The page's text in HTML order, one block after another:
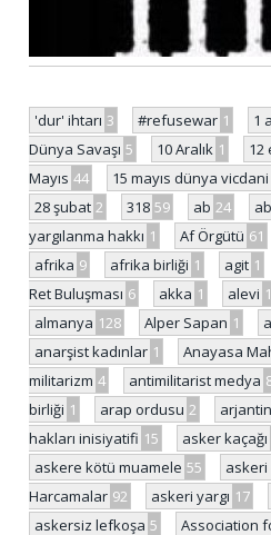
'dur' ihtarı 3 #refusewar 1 1
Dünya Savaşı 5 10 Aralık 1 12
Mayıs 44 15 mayıs dünya
28 şubat 2 318 59 ab 24
yargılanma hakkı 1 Af Örgütü 61
afrika 9 afrika birliği 1 agit 1
Ret Buluşması 6 akka 1 alevi 1
almanya 128 Alper Sapan 1
anarşist kadınlar 1 Anayasa
militarizm 4 antimilitarist medya
birliği 1 arap ordusu 2 arjantin
hakları inisiyatifi 15 asker kaçağı
askere kötü muamele 55 askeri
Harcamalar 92 askeri yargı 17
askersiz lefkoşa 5 Association